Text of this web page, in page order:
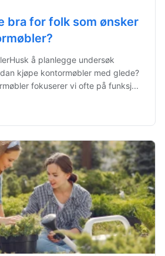
bra for folk som ønsker
å planlegge undersøk
kjøpe kontormøbler med glede?
fokuserer vi ofte på funksj...